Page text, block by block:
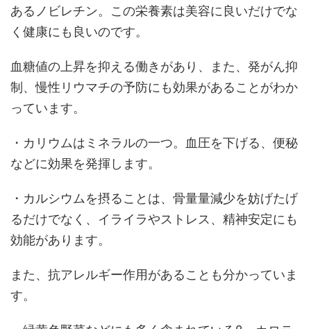
あるノビレチン。この栄養素は美容に良いだけでな
く健康にも良いのです。
血糖値の上昇を抑える働きがあり、また、発がん抑
制、慢性リウマチの予防にも効果があることがわか
っています。
・カリウムはミネラルの一つ。血圧を下げる、便秘
などに効果を発揮します。
・カルシウムを摂ることは、骨量量減少を妨げたげ
るだけでなく、イライラやストレス、精神安定にも
効能があります。
また、抗アレルギー作用があることも分かっていま
す。